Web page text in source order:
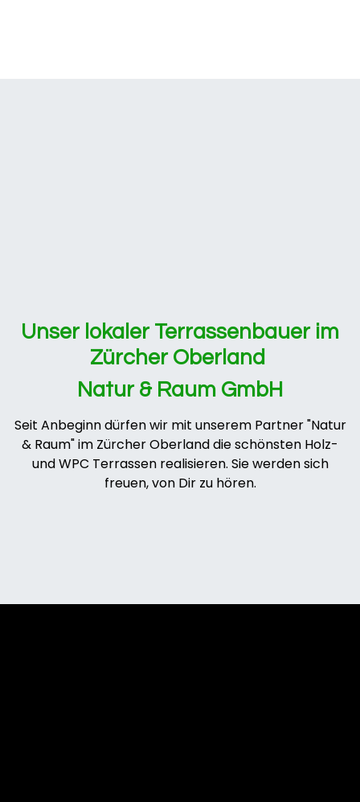
Unser lokaler Terrassenbauer im
Zürcher Oberland
Natur & Raum GmbH
Seit Anbeginn dürfen wir mit unserem Partner "Natur
& Raum" im Zürcher Oberland die schönsten Holz-
und WPC Terrassen realisieren. Sie werden sich
freuen, von Dir zu hören.